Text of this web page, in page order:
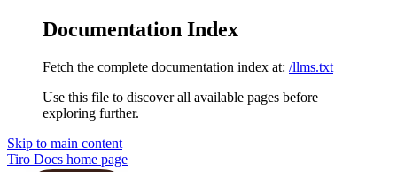
Documentation Index
Fetch the complete documentation index at: /llms.txt
Use this file to discover all available pages before
exploring further.
Skip to main content
Tiro Docs home page